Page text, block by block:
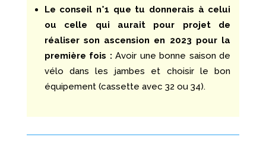
Le conseil n°1 que tu donnerais à celui
ou celle qui aurait pour projet de
réaliser son ascension en 2023 pour la
première fois : Avoir une bonne saison de
vélo dans les jambes et choisir le bon
équipement (cassette avec 32 ou 34).